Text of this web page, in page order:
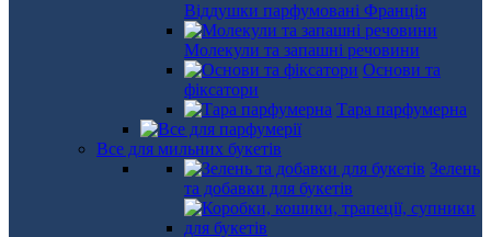
Віддушки парфумовані Франція
Молекули та запашні речовини
Основи та
фіксатори
Тара парфумерна
Все для мильних букетів
Зелень
та добавки для букетів